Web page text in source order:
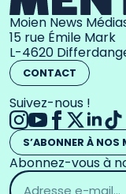
Moien News
15 rue Émile Mark
L-4620
CONTACT
Suivez-nous !
S’ABONNER À NOS
Abonnez-vous à
Adresse
email